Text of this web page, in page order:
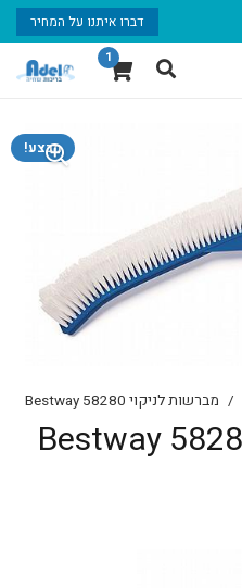
דברו איתנו על המחיר
1
מבצע!
/ מברשות לניקוי 58280 Bestway